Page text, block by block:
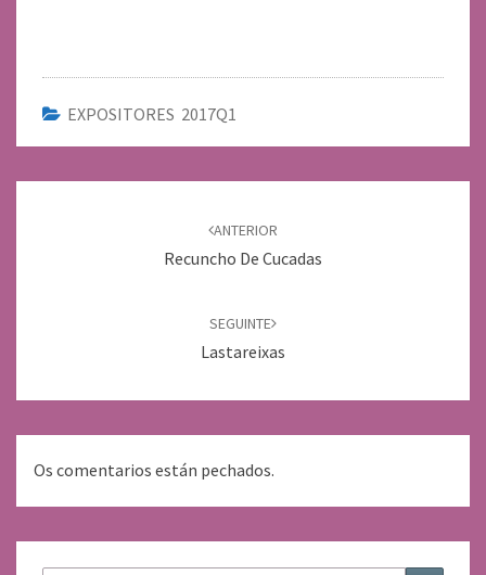
EXPOSITORES 2017Q1
ANTERIOR
Recuncho De Cucadas
SEGUINTE
Lastareixas
Os comentarios están pechados.